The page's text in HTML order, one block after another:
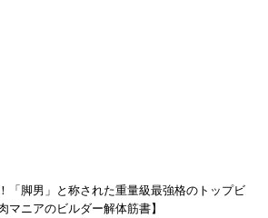
「脚男」と称された重量級最強格のトップビ
マニアのビルダー解体筋書】